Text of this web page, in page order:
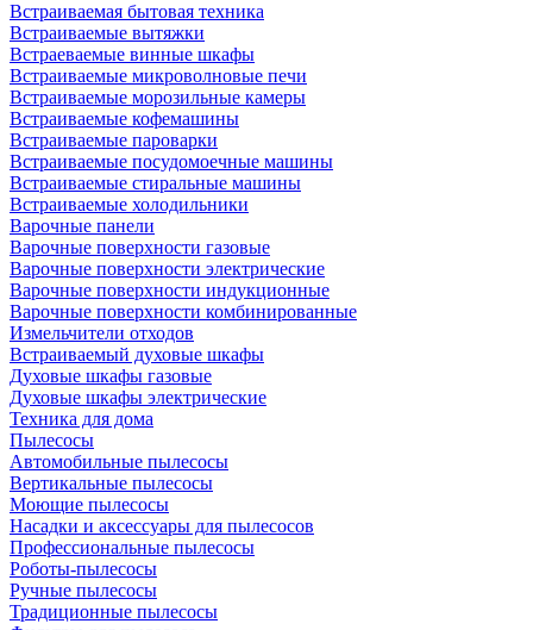
Встраиваемая бытовая техника
Встраиваемые вытяжки
Встраеваемые винные шкафы
Встраиваемые микроволновые печи
Встраиваемые морозильные камеры
Встраиваемые кофемашины
Встраиваемые пароварки
Встраиваемые посудомоечные машины
Встраиваемые стиральные машины
Встраиваемые холодильники
Варочные панели
Варочные поверхности газовые
Варочные поверхности электрические
Варочные поверхности индукционные
Варочные поверхности комбинированные
Измельчители отходов
Встраиваемый духовые шкафы
Духовые шкафы газовые
Духовые шкафы электрические
Техника для дома
Пылесосы
Автомобильные пылесосы
Вертикальные пылесосы
Моющие пылесосы
Насадки и аксессуары для пылесосов
Профессиональные пылесосы
Роботы-пылесосы
Ручные пылесосы
Традиционные пылесосы